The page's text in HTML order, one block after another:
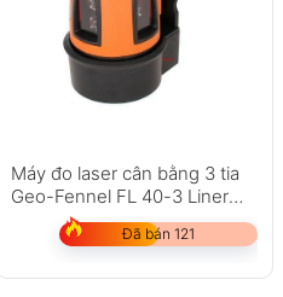
Máy đo laser cân bằng 3 tia
Geo-Fennel FL 40-3 Liner
Đã bán 121